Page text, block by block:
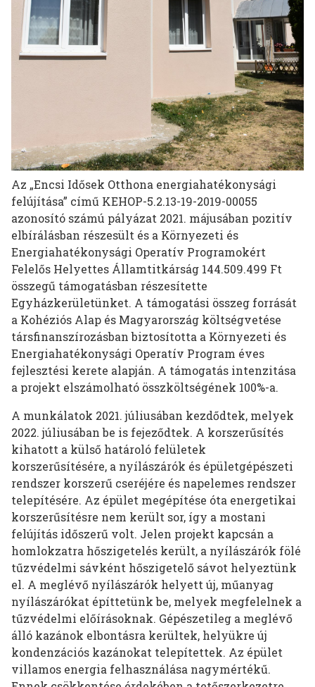
Az „Encsi Idősek Otthona energiahatékonysági
felújítása” című KEHOP-5.2.13-19-2019-00055
azonosító számú pályázat 2021. májusában pozitív
elbírálásban részesült és a Környezeti és
Energiahatékonysági Operatív Programokért
Felelős Helyettes Államtitkárság 144.509.499 Ft
összegű támogatásban részesítette
Egyházkerületünket. A támogatási összeg forrását
a Kohéziós Alap és Magyarország költségvetése
társfinanszírozásban biztosította a Környezeti és
Energiahatékonysági Operatív Program éves
fejlesztési kerete alapján. A támogatás intenzitása
a projekt elszámolható összköltségének 100%-a.
A munkálatok 2021. júliusában kezdődtek, melyek
2022. júliusában be is fejeződtek. A korszerűsítés
kihatott a külső határoló felületek
korszerűsítésére, a nyílászárók és épületgépészeti
rendszer korszerű cseréjére és napelemes rendszer
telepítésére. Az épület megépítése óta energetikai
korszerűsítésre nem került sor, így a mostani
felújítás időszerű volt. Jelen projekt kapcsán a
homlokzatra hőszigetelés került, a nyílászárók fölé
tűzvédelmi sávként hőszigetelő sávot helyeztünk
el. A meglévő nyílászárók helyett új, műanyag
nyílászárókat építtetünk be, melyek megfelelnek a
tűzvédelmi előírásoknak. Gépészetileg a meglévő
álló kazánok elbontásra kerültek, helyükre új
kondenzációs kazánokat telepítettek. Az épület
villamos energia felhasználása nagymértékű.